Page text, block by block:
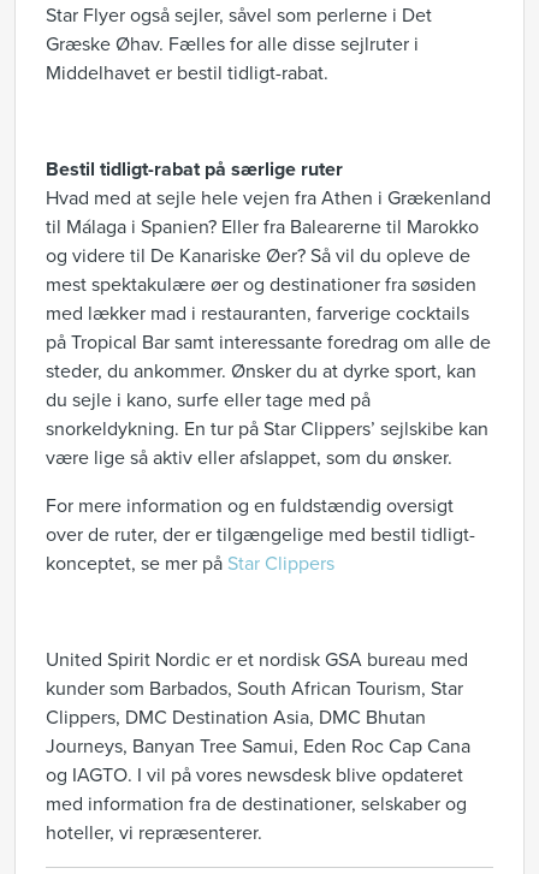
Star Flyer også sejler, såvel som perlerne i Det
Græske Øhav. Fælles for alle disse sejlruter i
Middelhavet er bestil tidligt-rabat.
Bestil tidligt-rabat på særlige ruter
Hvad med at sejle hele vejen fra Athen i Grækenland
til Málaga i Spanien? Eller fra Balearerne til Marokko
og videre til De Kanariske Øer? Så vil du opleve de
mest spektakulære øer og destinationer fra søsiden
med lækker mad i restauranten, farverige cocktails
på Tropical Bar samt interessante foredrag om alle de
steder, du ankommer. Ønsker du at dyrke sport, kan
du sejle i kano, surfe eller tage med på
snorkeldykning. En tur på Star Clippers’ sejlskibe kan
være lige så aktiv eller afslappet, som du ønsker.
For mere information og en fuldstændig oversigt
over de ruter, der er tilgængelige med bestil tidligt-
konceptet, se mer på Star Clippers
United Spirit Nordic er et nordisk GSA bureau med
kunder som Barbados, South African Tourism, Star
Clippers, DMC Destination Asia, DMC Bhutan
Journeys, Banyan Tree Samui, Eden Roc Cap Cana
og IAGTO. I vil på vores newsdesk blive opdateret
med information fra de destinationer, selskaber og
hoteller, vi repræsenterer.